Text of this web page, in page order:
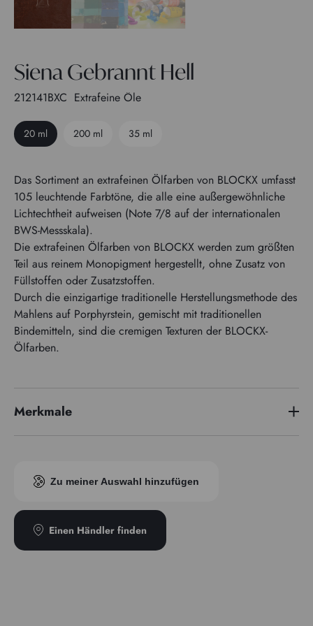
Siena Gebrannt Hell
212141BXC Extrafeine Öle
20 ml 200 ml 35 ml
Das Sortiment an extrafeinen Ölfarben von BLOCKX umfasst
105 leuchtende Farbtöne, die alle eine außergewöhnliche
Lichtechtheit aufweisen (Note 7/8 auf der internationalen
BWS-Messskala).
Die extrafeinen Ölfarben von BLOCKX werden zum größten
Teil aus reinem Monopigment hergestellt, ohne Zusatz von
Füllstoffen oder Zusatzstoffen.
Durch die einzigartige traditionelle Herstellungsmethode des
Mahlens auf Porphyrstein, gemischt mit traditionellen
Bindemitteln, sind die cremigen Texturen der BLOCKX-
Ölfarben.
Merkmale
Pigmentindex
PBr7
Zu meiner Auswahl hinzufügen
Einen Händler finden